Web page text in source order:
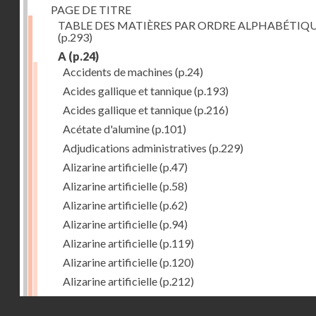
PAGE DE TITRE
TABLE DES MATIÈRES PAR ORDRE
(p.293)
A (p.24)
Accidents de machines (p.24)
Acides gallique et tannique(p.193)
Acides gallique et tannique(p.216)
Acétate d'alumine(p.101)
Adjudications administratives (p.229)
Alizarine artificielle(p.47)
Alizarine artificielle(p.58)
Alizarine artificielle(p.62)
Alizarine artificielle(p.94)
Alizarine artificielle(p.119)
Alizarine artificielle(p.120)
Alizarine artificielle(p.212)
Alizarine artificielle(p.256)